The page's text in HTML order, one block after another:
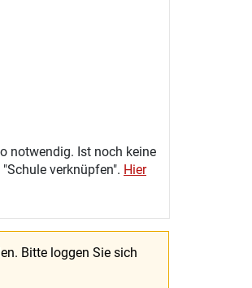
notwendig. Ist noch keine
verknüpfen". Hier
Bitte loggen Sie sich